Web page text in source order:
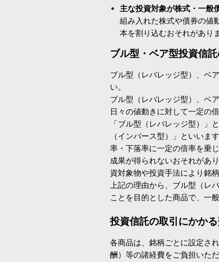
主な投資対象が株式・一般
組み入れた株式や債券の値
本を割り込むおそれがあり
ブル型・ベア型投資信
ブル型（レバレッジ型）、ベ
い。
ブル型（レバレッジ型）、ベ
日々の値動きに対して一定の
「ブル型（レバレッジ型）」
（インバース型）」といいま
率・下落率に一定の倍率を乗
成果が得られないおそれがあ
資対象物や投資手法により銘
上記の理由から、ブル型（レ
ことを目的とした商品で、一
投資信託の取引にかか
各商品は、銘柄ごとに設定さ
酬）等の諸経費をご負担いた